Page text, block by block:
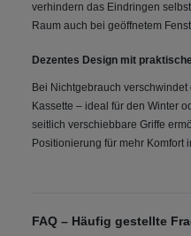
verhindern das Eindringen
Raum auch bei geöffnetem
Dezentes Design mit
Bei Nichtgebrauch
Kassette – ideal für den Winter
seitlich verschiebbare Griffe
Positionierung für mehr Komfort
FAQ – Häufig gestellte